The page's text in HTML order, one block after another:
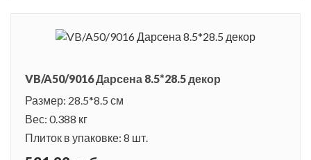
VB/A50/9016 Дарсена 8.5*28.5 декор
Размер: 28.5*8.5 см
Вес: 0.388 кг
Плиток в упаковке: 8 шт.